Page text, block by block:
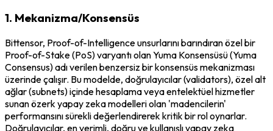
1. Mekanizma/Konsensüs
Bittensor, Proof-of-Intelligence unsurlarını barındıran özel bir
Proof-of-Stake (PoS) varyantı olan Yuma Konsensüsü (Yuma
Consensus) adı verilen benzersiz bir konsensüs mekanizması
üzerinde çalışır. Bu modelde, doğrulayıcılar (validators), özel alt
ağlar (subnets) içinde hesaplama veya entelektüel hizmetler
sunan özerk yapay zeka modelleri olan 'madencilerin'
performansını sürekli değerlendirerek kritik bir rol oynarlar.
Doğrulayıcılar, en verimli, doğru ve kullanışlı yapay zeka